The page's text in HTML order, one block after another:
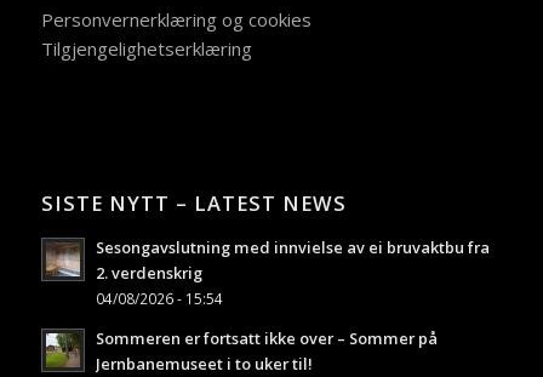
Personvernerklæring og cookies
Tilgjengelighetserklæring
SISTE NYTT – LATEST NEWS
Sesongavslutning med innvielse av ei bruvaktbu fra
2. verdenskrig
04/08/2026 - 15:54
Sommeren er fortsatt ikke over – Sommer på
Jernbanemuseet i to uker til!